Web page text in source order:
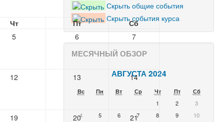
Чт Пт
Сб
5 6 7
12 13 14
19 20 21
Скрыть общие события
Скрыть события курса
МЕСЯЧНЫЙ ОБЗОР
АВГУСТА 2024
Вс Пн Вт Ср Чт Пт
Сб
1
2
3
4
5 6 7 8 9
10